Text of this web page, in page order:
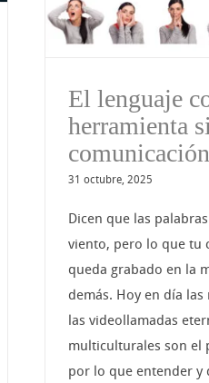
El lenguaje
herramienta
comunicación
31 octubre, 2025
Dicen que las
viento, pero lo que tu
queda grabado en la
demás. Hoy en día
las videollamadas
multiculturales son el
por lo que entender y